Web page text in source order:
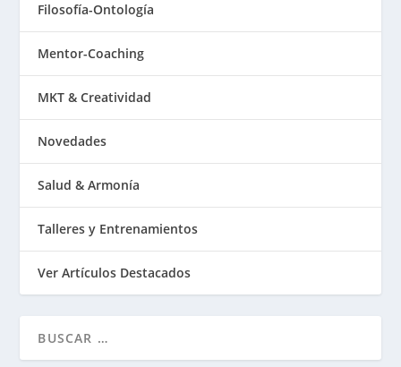
Filosofía-Ontología
Mentor-Coaching
MKT & Creatividad
Novedades
Salud & Armonía
Talleres y Entrenamientos
Ver Artículos Destacados